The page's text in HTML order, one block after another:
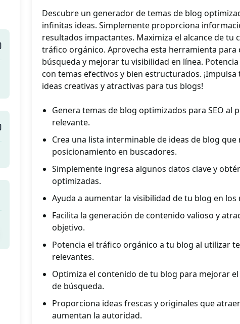
Descubre un generador de temas de blog
infinitas ideas. Simplemente proporciona
resultados impactantes. Maximiza el alcance de tu
tráfico orgánico. Aprovecha esta herramienta para
búsqueda y mejorar tu visibilidad en línea.
con temas efectivos y bien estructurados.
ideas creativas y atractivas para tus blogs!
Genera temas de blog optimizados para SEO
relevante.
Crea una lista interminable de ideas de blog que
posicionamiento en buscadores.
Simplemente ingresa algunos datos clave y
optimizadas.
Ayuda a aumentar la visibilidad de tu blog en
Facilita la generación de contenido valioso y
objetivo.
Potencia el tráfico orgánico a tu blog al utilizar
relevantes.
Optimiza el contenido de tu blog para mejorar
de búsqueda.
Proporciona ideas frescas y originales que
aumentan la autoridad.